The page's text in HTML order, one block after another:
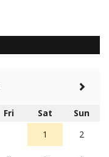
Fri Sat
Sun
1
2